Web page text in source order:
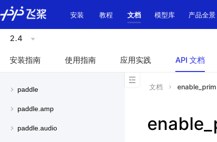
\u200E
安装
教程 文档 模型库 产品全景
2.4
安装指南 使用指南 应用实践 API 文档
paddle
paddle.amp
paddle.audio
文档 enable_prim